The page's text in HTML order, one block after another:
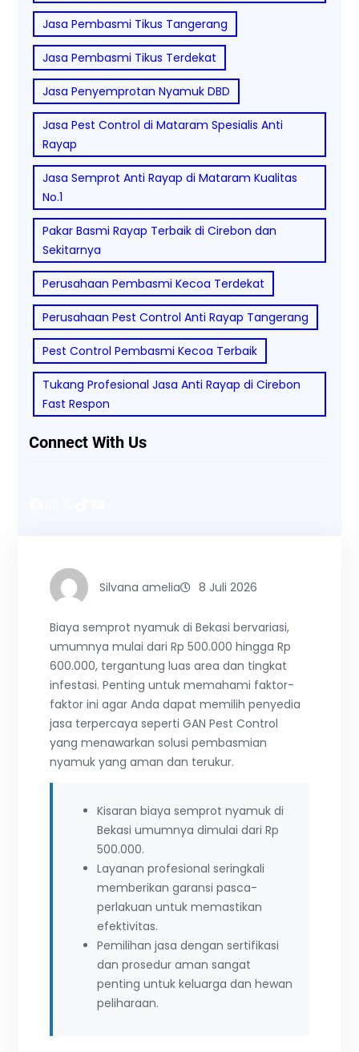
Jasa Pembasmi Tikus Tangerang
Jasa Pembasmi Tikus Terdekat
Jasa Penyemprotan Nyamuk DBD
Jasa Pest Control di Mataram Spesialis Anti
Rayap
Jasa Semprot Anti Rayap di Mataram Kualitas
No.1
Pakar Basmi Rayap Terbaik di Cirebon dan
Sekitarnya
Perusahaan Pembasmi Kecoa Terdekat
Perusahaan Pest Control Anti Rayap Tangerang
Pest Control Pembasmi Kecoa Terbaik
Tukang Profesional Jasa Anti Rayap di Cirebon
Fast Respon
Connect With Us
Silvana amelia 8 Juli 2026
Biaya semprot nyamuk di Bekasi bervariasi,
umumnya mulai dari Rp 500.000 hingga Rp
600.000, tergantung luas area dan tingkat
infestasi. Penting untuk memahami faktor-
faktor ini agar Anda dapat memilih penyedia
jasa terpercaya seperti GAN Pest Control
yang menawarkan solusi pembasmian
nyamuk yang aman dan terukur.
Kisaran biaya semprot nyamuk di
Bekasi umumnya dimulai dari Rp
500.000.
Layanan profesional seringkali
memberikan garansi pasca-
perlakuan untuk memastikan
efektivitas.
Pemilihan jasa dengan sertifikasi
dan prosedur aman sangat
penting untuk keluarga dan hewan
peliharaan.